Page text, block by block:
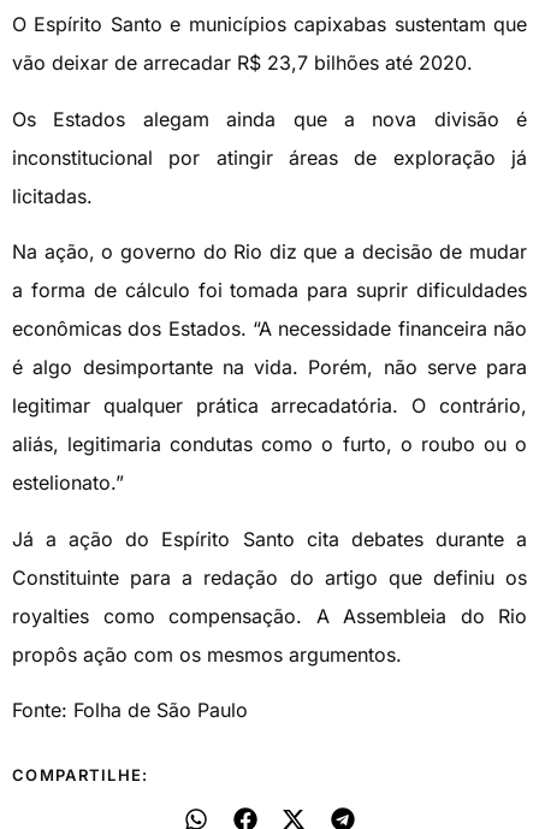
O Espírito Santo e municípios capixabas sustentam que
vão deixar de arrecadar R$ 23,7 bilhões até 2020.
Os Estados alegam ainda que a nova divisão é
inconstitucional por atingir áreas de exploração já
licitadas.
Na ação, o governo do Rio diz que a decisão de mudar
a forma de cálculo foi tomada para suprir dificuldades
econômicas dos Estados. “A necessidade financeira não
é algo desimportante na vida. Porém, não serve para
legitimar qualquer prática arrecadatória. O contrário,
aliás, legitimaria condutas como o furto, o roubo ou o
estelionato.”
Já a ação do Espírito Santo cita debates durante a
Constituinte para a redação do artigo que definiu os
royalties como compensação. A Assembleia do Rio
propôs ação com os mesmos argumentos.
Fonte: Folha de São Paulo
COMPARTILHE: